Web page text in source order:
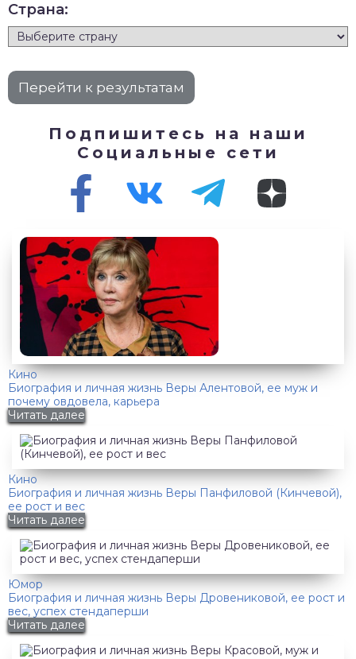
Страна:
Подпишитесь на наши
Социальные сети
Кино
Биография и личная жизнь Веры Алентовой, ее муж и
почему овдовела, карьера
Читать далее
Кино
Биография и личная жизнь Веры Панфиловой (Кинчевой),
ее рост и вес
Читать далее
Юмор
Биография и личная жизнь Веры Дровениковой, ее рост и
вес, успех стендаперши
Читать далее